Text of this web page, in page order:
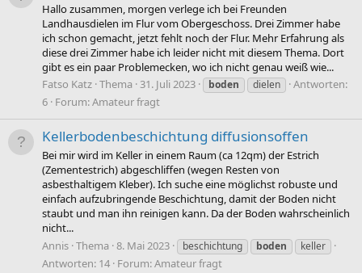
Hallo zusammen, morgen verlege ich bei Freunden
Landhausdielen im Flur vom Obergeschoss. Drei Zimmer habe
ich schon gemacht, jetzt fehlt noch der Flur. Mehr Erfahrung als
diese drei Zimmer habe ich leider nicht mit diesem Thema. Dort
gibt es ein paar Problemecken, wo ich nicht genau weiß wie...
Fatso Katz Thema 31. Juli 2023 boden dielen
Antworten:
6 Forum:Amateur fragt
Kellerbodenbeschichtung diffusionsoffen
Bei mir wird im Keller in einem Raum (ca 12qm) der Estrich
(Zementestrich) abgeschliffen (wegen Resten von
asbesthaltigem Kleber). Ich suche eine möglichst robuste und
einfach aufzubringende Beschichtung, damit der Boden nicht
staubt und man ihn reinigen kann. Da der Boden wahrscheinlich
nicht...
Annis Thema 8. Mai 2023 beschichtung boden keller
Antworten: 14 Forum:Amateur fragt